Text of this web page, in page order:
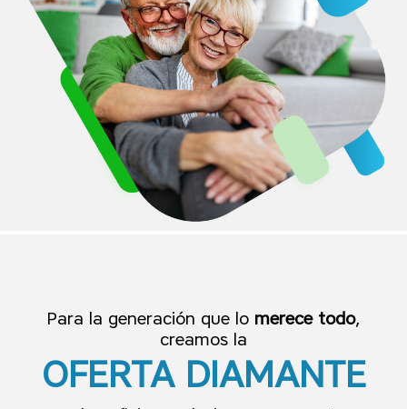
Para la generación que lo merece todo,
creamos la
OFERTA DIAMANTE